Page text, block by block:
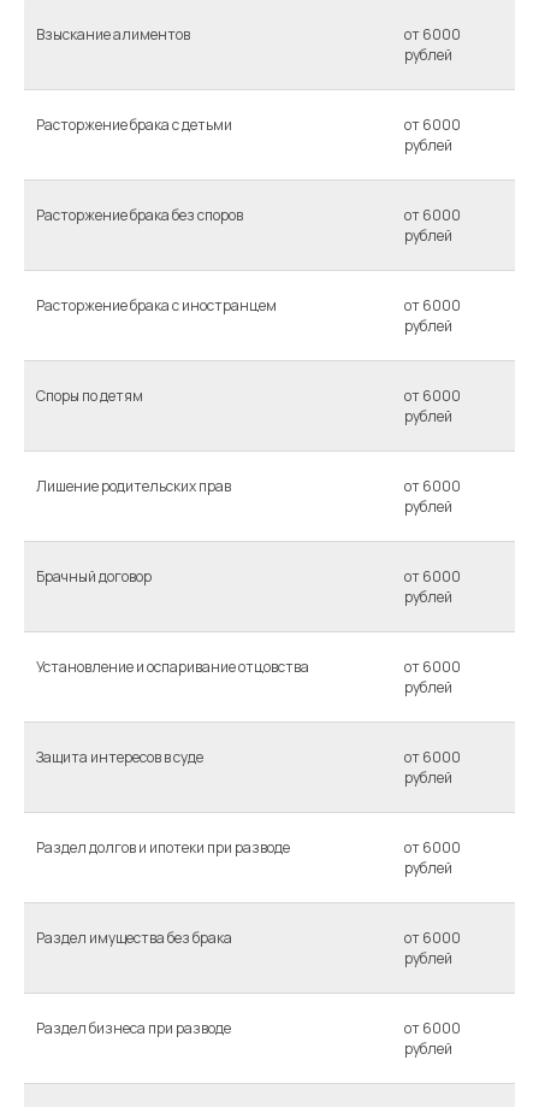
Взыскание алиментов
от 6000
рублей
Расторжение брака с детьми
от 6000
рублей
Расторжение брака без споров
от 6000
рублей
Расторжение брака с иностранцем
от 6000
рублей
Споры по детям
от 6000
рублей
Лишение родительских прав
от 6000
рублей
Брачный договор
от 6000
рублей
Установление и оспаривание отцовства
от 6000
рублей
Защита интересов в суде
от 6000
рублей
Раздел долгов и ипотеки при разводе
от 6000
рублей
Раздел имущества без брака
от 6000
рублей
Раздел бизнеса при разводе
от 6000
рублей